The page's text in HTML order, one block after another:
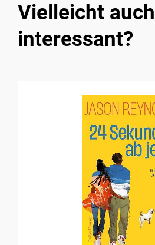
Vielleicht auch
interessant?